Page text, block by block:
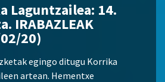
Laguntzailea: 14.
IRABAZLEAK
20)
egingo ditugu Korrika
artean. Hementxe